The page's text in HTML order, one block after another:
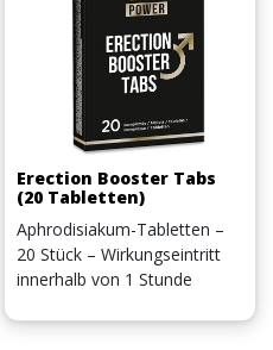
Erection Booster Tabs
(20 Tabletten)
Aphrodisiakum-Tabletten –
20 Stück – Wirkungseintritt
innerhalb von 1 Stunde